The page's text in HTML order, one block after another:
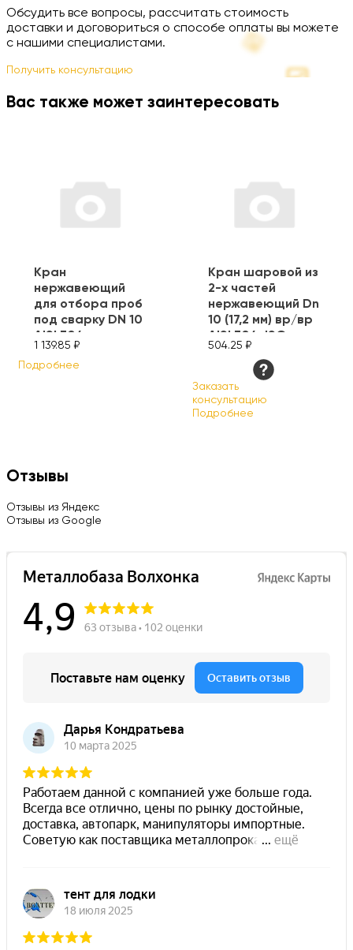
Обсудить все вопросы, рассчитать стоимость
доставки и договориться о способе оплаты вы можете
с нашими специалистами.
Получить консультацию
Вас также может заинтересовать
Кран
нержавеющий
для отбора проб
под сварку DN 10
AISI 304
1 139.85 ₽
Подробнее
Кран шаровой из
2-х частей
нержавеющий Dn
10 (17,2 мм) вр/вр
AISI 304, ISO
504.25 ₽
Заказать
консультацию
Подробнее
Отзывы
Отзывы из Яндекс
Отзывы из Google